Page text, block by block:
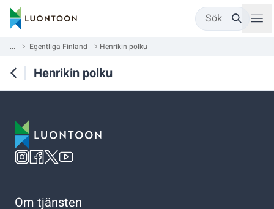
Sök
... Egentliga Finland Henrikin polku
Henrikin polku
Om tjänsten